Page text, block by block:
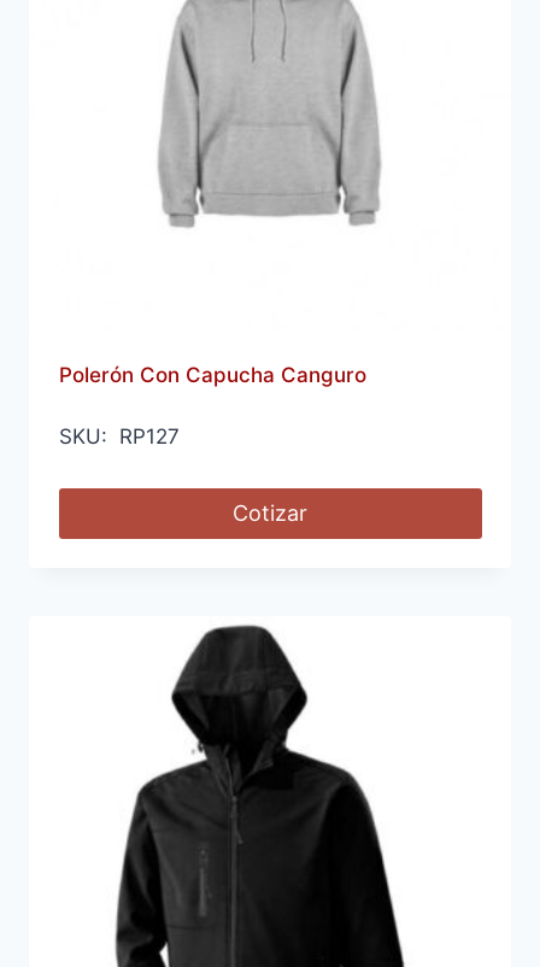
Polerón Con Capucha Canguro
SKU: RP127
Cotizar